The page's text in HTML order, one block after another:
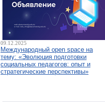
09.12.2025
Международный open space на
тему: «Эволюция подготовки
социальных педагогов: опыт и
стратегические перспективы»